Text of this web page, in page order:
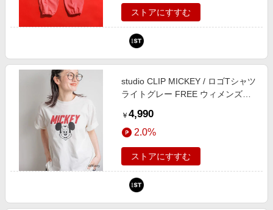
ストアにすすむ
studio CLIP MICKEY / ロゴTシャツ
ライトグレー FREE ウィメンズイ
and ST アンドエスティ（旧ドット
エスティ）
￥ 4,990
2.0%
ストアにすすむ